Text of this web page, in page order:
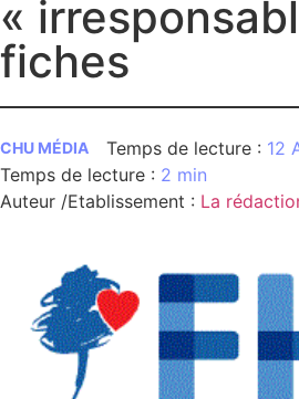
nous
des CHU
santé
«
fiches
CHU MÉDIA
12
2 min
Auteur /Etablissement : La